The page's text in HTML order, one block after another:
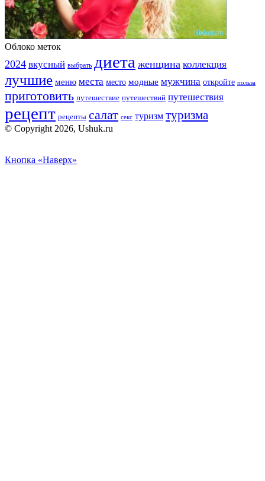
Облоко меток
2024 вкусный выбрать диета женщина коллекция
лучшие меню места место модные мужчина откройте польза
приготовить путешествие путешествий путешествия
рецепт рецепты салат секс туризм туризма
© Copyright 2026, Ushuk.ru
Кнопка «Наверх»